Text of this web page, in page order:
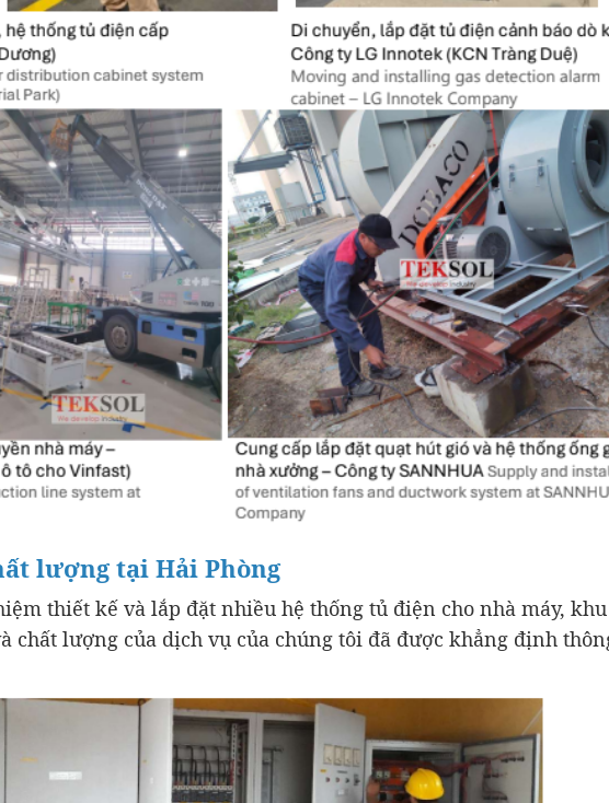
lượng tại Hải Phòng
thiết kế và lắp đặt nhiều hệ thống tủ điện cho nhà máy,
chất lượng của dịch vụ của chúng tôi đã được khẳng định